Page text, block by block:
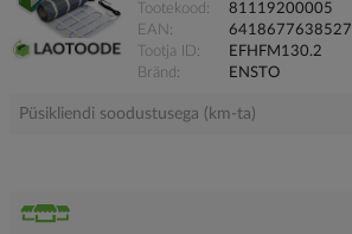
Tootekood
81119200005
EAN
6418677638527
Tootja ID
EFHFM130.2
Bränd
ENSTO
Püsikliendi soodustusega (km-ta)